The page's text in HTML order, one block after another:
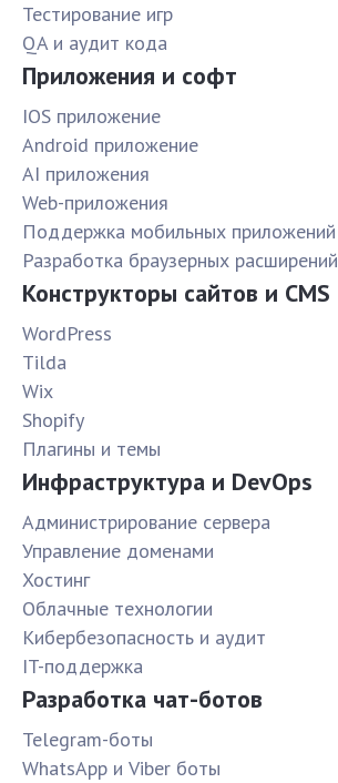
Тестирование игр
QA и аудит кода
Приложения и софт
IOS приложение
Android приложение
AI приложения
Web-приложения
Поддержка мобильных приложений
Разработка браузерных расширений
Конструкторы сайтов и CMS
WordPress
Tilda
Wix
Shopify
Плагины и темы
Инфраструктура и DevOps
Администрирование сервера
Управление доменами
Хостинг
Облачные технологии
Кибербезопасность и аудит
IT-поддержка
Разработка чат-ботов
Telegram-боты
WhatsApp и Viber боты